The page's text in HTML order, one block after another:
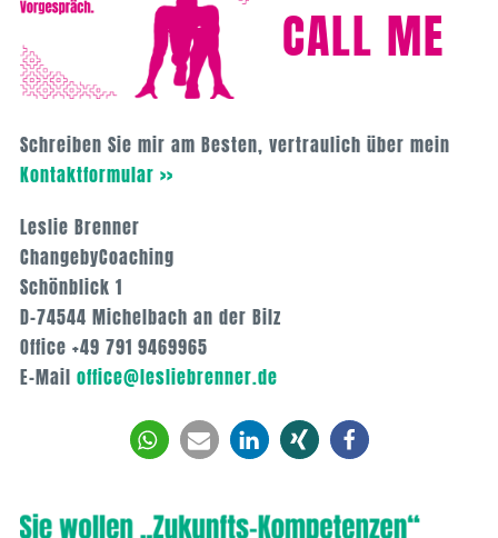
CALL ME
Schreiben Sie mir am Besten, vertraulich über mein
Kontaktformular >>
Leslie Brenner
ChangebyCoaching
Schönblick 1
D-74544 Michelbach an der Bilz
Office +49 791 9469965
E-Mail office@lesliebrenner.de